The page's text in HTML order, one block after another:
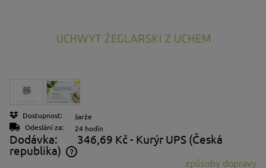
Dostupnost:
šarže
Odeslání za:
24 hodin
Dodávka: 346,69 Kč - Kurýr UPS (Česká
republika)
způsoby dopravy